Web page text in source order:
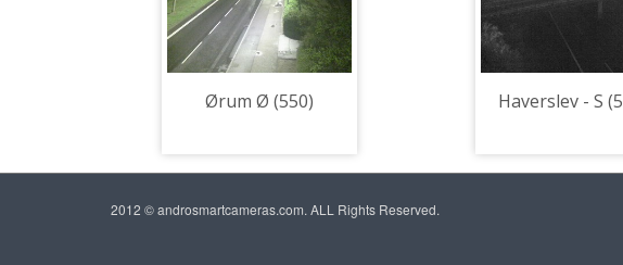
Ørum Ø (550) Haverslev - S
2012 © androsmartcameras.com. ALL Rights Reserved.